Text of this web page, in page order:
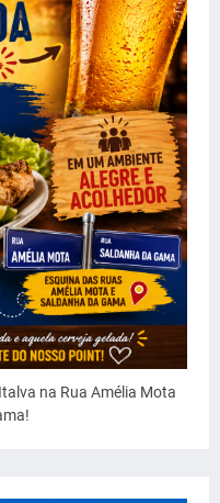
na Rua Amélia Mota